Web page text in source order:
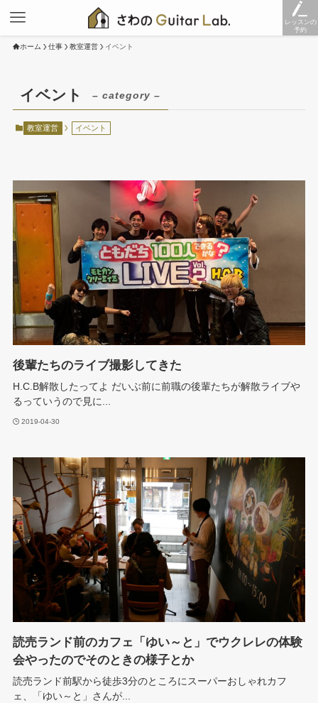
レッスンの
予約
ホーム 仕事 教室運営 イベント
イベント – category –
教室運営 イベント
後輩たちのライブ撮影してきた
H.C.B解散したってよ だいぶ前に前職の後輩たちが解散ライブや
るっていうので見に...
2019-04-30
読売ランド前のカフェ「ゆい～と」でウクレレの体験
会やったのでそのときの様子とか
読売ランド前駅から徒歩3分のところにスーパーおしゃれカフ
ェ、「ゆい～と」さんが...